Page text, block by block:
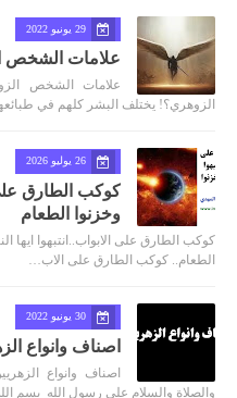
29 يونيو 2022
علامات الشخص
علامات الشخص
الزوهري؟! يختلف البشر كلهم في
26 يوليو 2026
كوكب الطارق على
وخزنوا الطعام
كوكب الطارق على الابواب..انتبهوا ايها
الطعام.. كوكب الطارق على الاب…
30 يونيو 2022
اصناف وانواع
اصناف وانواع
والصلاة والسلام علي رسول الله بسم